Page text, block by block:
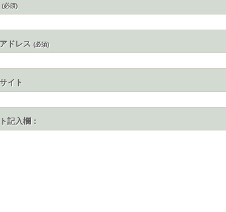
(必須)
ドレス (必須)
イト
記入欄：